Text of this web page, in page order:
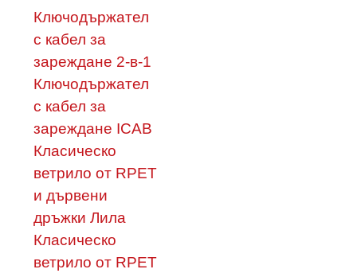
Ключодържател
с кабел за
зареждане 2-в-1
Ключодържател
с кабел за
зареждане ICAB
Класическо
ветрило от RPET
и дървени
дръжки Лила
Класическо
ветрило от RPET